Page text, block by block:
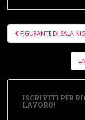
Navigazione
articoli
FIGURANTE DI SALA
ISCRIVITI PER
LAVORO!